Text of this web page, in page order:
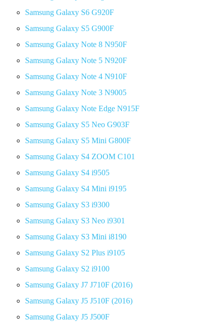
Samsung Galaxy S6 G920F
Samsung Galaxy S5 G900F
Samsung Galaxy Note 8 N950F
Samsung Galaxy Note 5 N920F
Samsung Galaxy Note 4 N910F
Samsung Galaxy Note 3 N9005
Samsung Galaxy Note Edge N915F
Samsung Galaxy S5 Neo G903F
Samsung Galaxy S5 Mini G800F
Samsung Galaxy S4 ZOOM C101
Samsung Galaxy S4 i9505
Samsung Galaxy S4 Mini i9195
Samsung Galaxy S3 i9300
Samsung Galaxy S3 Neo i9301
Samsung Galaxy S3 Mini i8190
Samsung Galaxy S2 Plus i9105
Samsung Galaxy S2 i9100
Samsung Galaxy J7 J710F (2016)
Samsung Galaxy J5 J510F (2016)
Samsung Galaxy J5 J500F